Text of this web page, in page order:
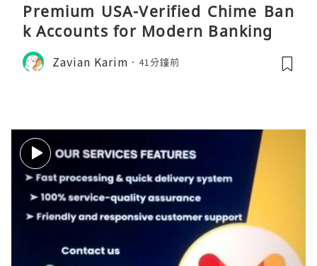
Premium USA-Verified Chime Ban
k Accounts for Modern Banking
Zavian Karim 41分鐘前